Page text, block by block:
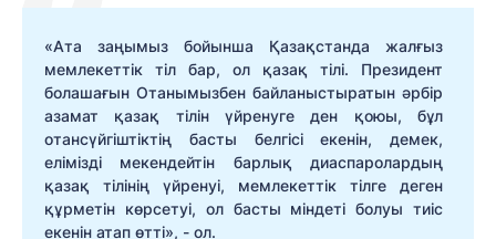
«Ата заңымыз бойынша Қазақстанда жалғыз
мемлекеттік тіл бар, ол қазақ тілі. Президент
болашағын Отанымызбен байланыстыратын әрбір
азамат қазақ тілін үйренуге ден қоюы, бұл
отансүйгіштіктің басты белгісі екенін, демек,
елімізді мекендейтін барлық диаспаролардың
қазақ тілінің үйренуі, мемлекеттік тілге деген
құрметін көрсетуі, ол басты міндеті болуы тиіс
екенін атап өтті», - ол.